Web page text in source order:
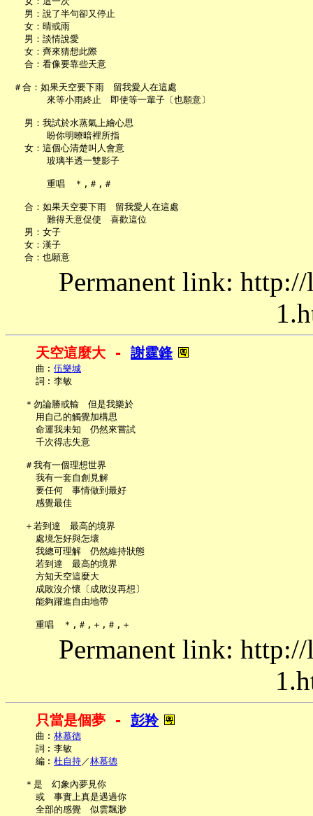
   男：說了半句卻又停止
   女：晴或雨
   男：談情說愛
   女：齊來猜想此際
   合：看像要靠些天意
＃合：如果天空要下雨　留我愛人在這處
       來等小雨終止　即使等一輩子〔也願意〕
   男：我試於水蒸氣上繪心思
       盼你明暸暗裡所指
   女：這個心清楚叫人會意
       玻璃半透一雙影子
       重唱　＊,＃,＃
   合：如果天空要下雨　留我愛人在這處
       難得天意促使　喜歡這位
   男：女子
   女：漢子
Permanent link:
天空這麼大 - 謝霆鋒
     曲︰
伍樂城
     詞︰李敏
   ＊勿論勝或輸　但是我樂於
     用自己的觸覺加構思
     命運我未知　仍然來嘗試
     千次得志失意
   ＃我有一個理想世界
     我有一套自創見解
     要任何　事情做到最好
     感覺最佳
   ＋若到達　最高的境界
     處境怎好與怎壞
     我總可理解　仍然維持狀態
     若到達　最高的境界
     方知天空這麼大
     成敗沒介懷〔成敗沒再想〕
     能夠躍進自由地帶
Permanent link:
只當是個夢 - 彭羚
     曲︰
林慕德
     詞︰李敏
     編︰
杜自持／林慕德
   ＊是　幻象內夢見你
     或　事實上真是遇過你
     全部的感覺　似雲飄渺